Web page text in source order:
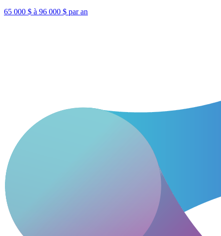
65 000 $ à 96 000 $ par an